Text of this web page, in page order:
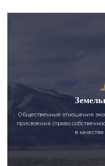
Общественные отношения
присвоения (право
в